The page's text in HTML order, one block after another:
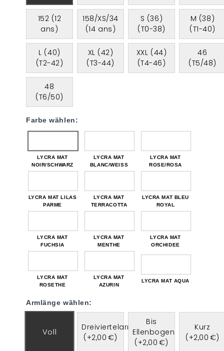
152 (12
ans)
158/XS/34
(14 ans)
S (36)
(T0-38)
M (38)
(T1-40)
L (40)
(T2-42)
XL (42)
(T3-44)
XXL (44)
(T4-46)
46
(T5/48)
48
(T6/50)
Farbe wählen:
LYCRA MAT
NOIR/SCHWARZ
LYCRA MAT
BLANC/WEISS
LYCRA MAT
ROSE/ROSA
LYCRA MAT LILAS
PARME
LYCRA MAT
TERRACOTTA
LYCRA MAT BLEU
ROYAL
LYCRA MAT
FUCHSIA
LYCRA MAT
MENTHE
LYCRA MAT
ORCHIDEE
LYCRA MAT
ROSETHE
LYCRA MAT
AZURIN
LYCRA MAT AQUA
Armlänge wählen:
Voll
Dreiviertelarm
(+2,00 €)
Bis
Ellenbogen
(+2,00 €)
Kurz
(+2,00 €)